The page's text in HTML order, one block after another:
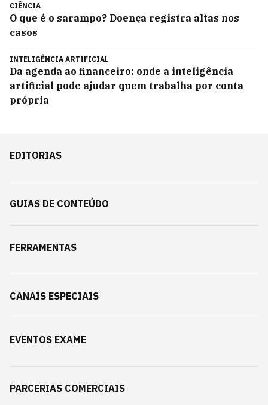
CIÊNCIA
O que é o sarampo? Doença registra altas nos
casos
INTELIGÊNCIA ARTIFICIAL
Da agenda ao financeiro: onde a inteligência
artificial pode ajudar quem trabalha por conta
própria
EDITORIAS
GUIAS DE CONTEÚDO
FERRAMENTAS
CANAIS ESPECIAIS
EVENTOS EXAME
PARCERIAS COMERCIAIS